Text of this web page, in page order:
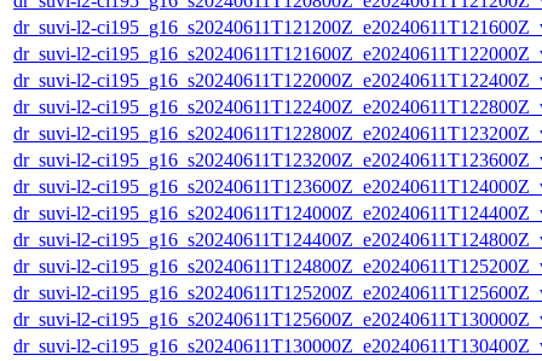
dr_suvi-l2-
dr_suvi-l2-
dr_suvi-l2-
dr_suvi-l2-
dr_suvi-l2-
dr_suvi-l2-
dr_suvi-l2-
dr_suvi-l2-
dr_suvi-l2-
dr_suvi-l2-
dr_suvi-l2-
dr_suvi-l2-
dr_suvi-l2-